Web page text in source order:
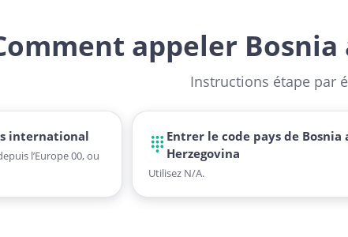
appeler
Instructions étape par
international
l’Europe 00, ou
Entrer le code pays de Bosnia
Herzegovina
Utilisez N/A.